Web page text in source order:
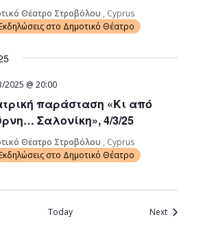
Θέατρο Στροβόλου , Cyprus
στο Δημοτικό Θέατρο
παράσταση «Κι από
Σαλονίκη», 4/3/25
2025 @ 20:00
Θέατρο Στροβόλου , Cyprus
στο Δημοτικό Θέατρο
Today NextEvents